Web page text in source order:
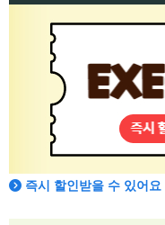
즉시 할인받을 수 있어요